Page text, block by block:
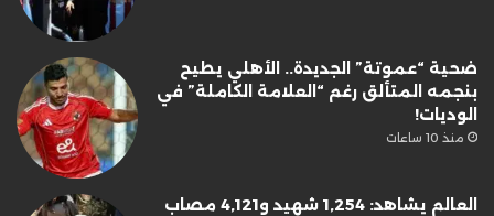
ضحية “عموتة” الجديدة.. الأهلي يطيح
بنجمه المتألق رغم “العلامة الكاملة” في
الوديات!
منذ 10 ساعات
العالم يشاهد: 1,254 شهيد و4,121 مصاب